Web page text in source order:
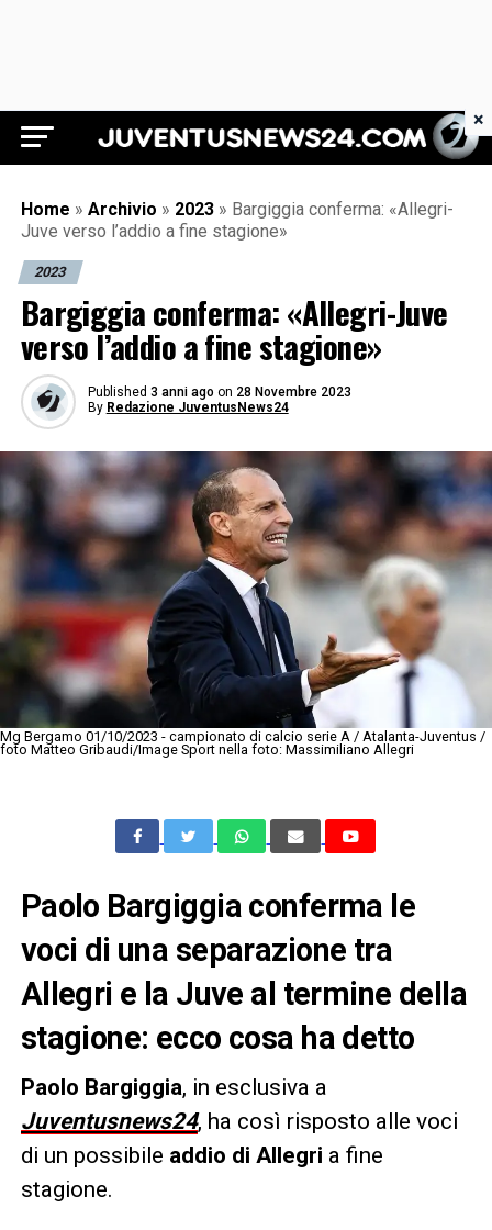
Juventus News 24
Home » Archivio » 2023 » Bargiggia conferma: «Allegri-
Juve verso l’addio a fine stagione»
2023
Bargiggia conferma: «Allegri-Juve
verso l’addio a fine stagione»
Published 3 anni ago on 28 Novembre 2023
By Redazione JuventusNews24
Mg Bergamo 01/10/2023 - campionato di calcio serie A / Atalanta-Juventus /
foto Matteo Gribaudi/Image Sport nella foto: Massimiliano Allegri
Paolo Bargiggia conferma le
voci di una separazione tra
Allegri e la Juve al termine della
stagione: ecco cosa ha detto
Paolo Bargiggia, in esclusiva a
Juventusnews24, ha così risposto alle voci
di un possibile addio di Allegri a fine
stagione.
×